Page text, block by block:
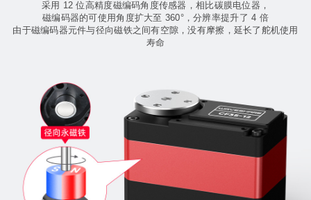
采用 12 位高精度磁编码角度传感器，相比碳膜电位器，
磁编码器的可使用角度扩大至 360°，分辨率提升了 4 倍
由于磁编码器元件与径向磁铁之间有空隙，没有摩擦，延长了舵机使用
寿命